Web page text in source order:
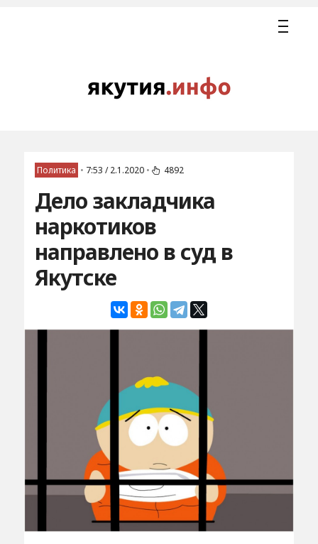
Политика • 7:53 / 2.1.2020 • 4892
Дело закладчика
наркотиков
направлено в суд в
Якутске